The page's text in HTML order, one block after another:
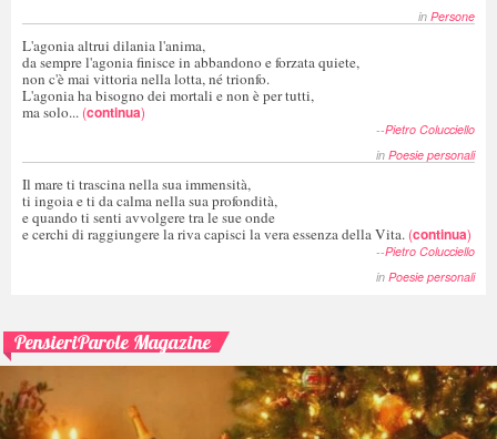
in Persone
L'agonia altrui dilania l'anima,
da sempre l'agonia finisce in abbandono e forzata quiete,
non c'è mai vittoria nella lotta, né trionfo.
L'agonia ha bisogno dei mortali e non è per tutti,
ma solo... (continua)
--Pietro Colucciello
in Poesie personali
Il mare ti trascina nella sua immensità,
ti ingoia e ti da calma nella sua profondità,
e quando ti senti avvolgere tra le sue onde
e cerchi di raggiungere la riva capisci la vera essenza della Vita. (continua)
--Pietro Colucciello
in Poesie personali
PensieriParole Magazine